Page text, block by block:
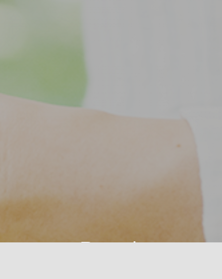
Recruit